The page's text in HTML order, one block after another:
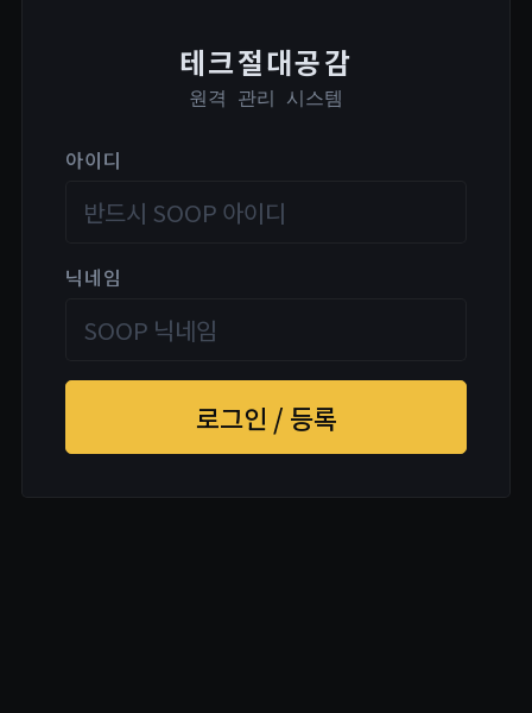
테크절대공감
원격 관리 시스템
아이디
닉네임
로그인 / 등록